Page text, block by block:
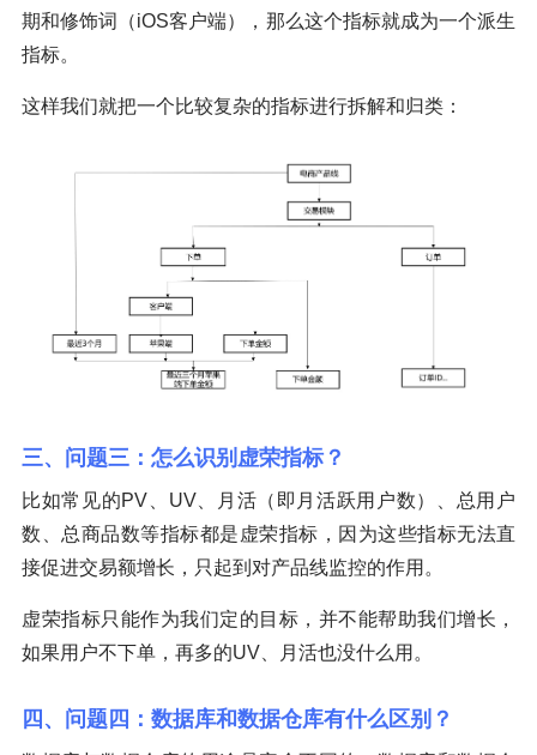
期和修饰词（iOS客户端），那么这个指标就成为一个派生
指标。
这样我们就把一个比较复杂的指标进行拆解和归类：
三、问题三：怎么识别虚荣指标？
比如常见的PV、UV、月活（即月活跃用户数）、总用户
数、总商品数等指标都是虚荣指标，因为这些指标无法直
接促进交易额增长，只起到对产品线监控的作用。
虚荣指标只能作为我们定的目标，并不能帮助我们增长，
如果用户不下单，再多的UV、月活也没什么用。
四、问题四：数据库和数据仓库有什么区别？